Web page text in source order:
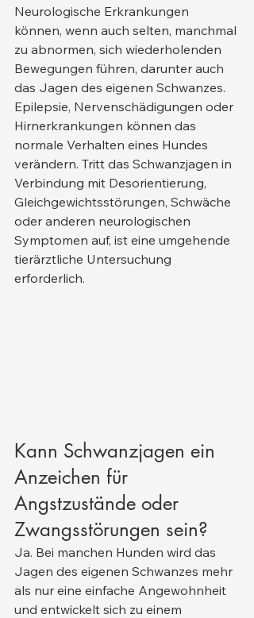
Neurologische Erkrankungen
können, wenn auch selten, manchmal
zu abnormen, sich wiederholenden
Bewegungen führen, darunter auch
das Jagen des eigenen Schwanzes.
Epilepsie, Nervenschädigungen oder
Hirnerkrankungen können das
normale Verhalten eines Hundes
verändern. Tritt das Schwanzjagen in
Verbindung mit Desorientierung,
Gleichgewichtsstörungen, Schwäche
oder anderen neurologischen
Symptomen auf, ist eine umgehende
tierärztliche Untersuchung
erforderlich.
Kann Schwanzjagen ein
Anzeichen für
Angstzustände oder
Zwangsstörungen sein?
Ja. Bei manchen Hunden wird das
Jagen des eigenen Schwanzes mehr
als nur eine einfache Angewohnheit
und entwickelt sich zu einem